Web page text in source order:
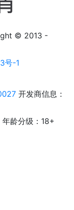
© 2013 -
号-1
开发商信息：
年龄分级：18+